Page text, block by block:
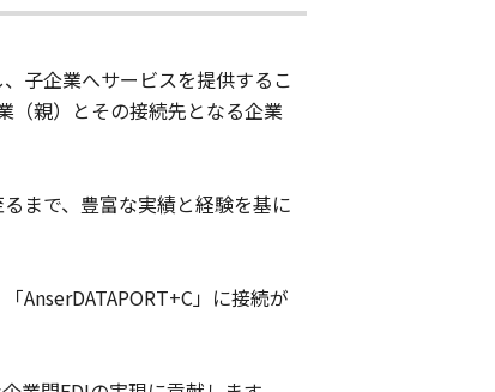
子企業へサービスを提供するこ
（親）とその接続先となる企業
まで、豊富な実績と経験を基に
AnserDATAPORT+C」に接続が